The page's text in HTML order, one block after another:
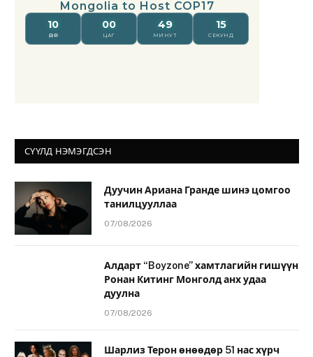
СҮҮЛД НЭМЭГДСЭН
Дуучин Ариана Гранде шинэ цомгоо
танилцууллаа
07/08/2026
Алдарт “Boyzone” хамтлагийн гишүүн
Ронан Китинг Монголд анх удаа
дуулна
07/08/2026
Шарлиз Терон өнөөдөр 51 нас хүрч